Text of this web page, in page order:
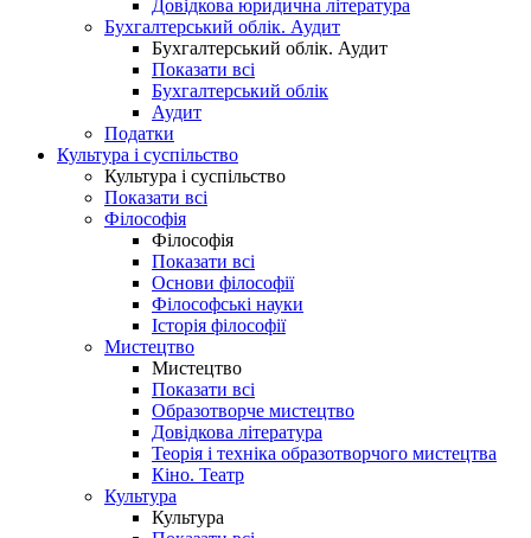
Довідкова юридична література
Бухгалтерський облік. Аудит
Бухгалтерський облік. Аудит
Показати всі
Бухгалтерський облік
Аудит
Податки
Культура і суспільство
Культура і суспільство
Показати всі
Філософія
Філософія
Показати всі
Основи філософії
Філософські науки
Історія філософії
Мистецтво
Мистецтво
Показати всі
Образотворче мистецтво
Довідкова література
Теорія і техніка образотворчого мистецтва
Кіно. Театр
Культура
Культура